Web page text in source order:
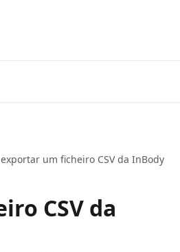
um ficheiro CSV da InBody
CSV da